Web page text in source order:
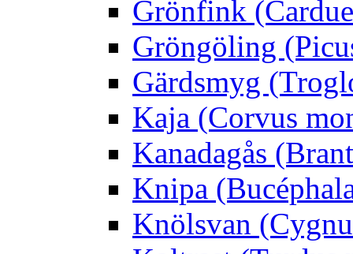
Grönfink
Gröngöling
Gärdsmyg
Kaja (Corvus
Kanadagås
Knipa
Knölsvan